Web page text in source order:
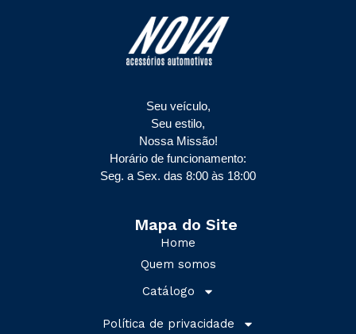
Seu veículo,
Seu estilo,
Nossa Missão!
Horário de funcionamento:
Seg. a Sex. das 8:00 às 18:00
Mapa do Site
Home
Quem somos
Catálogo
Política de privacidade